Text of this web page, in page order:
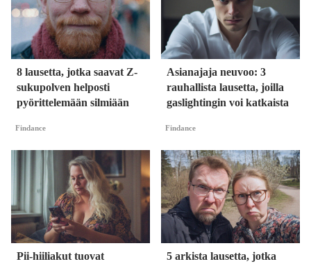
8 lausetta, jotka saavat Z-
sukupolven helposti
pyörittelemään silmiään
Findance
Asianajaja neuvoo: 3
rauhallista lausetta, joilla
gaslightingin voi katkaista
Findance
Pii-hiiliakut tuovat
5 arkista lausetta, jotka